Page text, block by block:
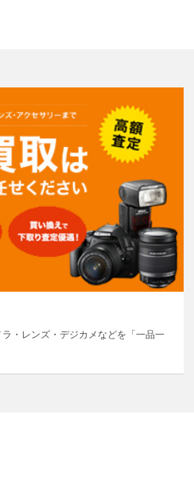
・レンズ・デジカメなどを「一品一